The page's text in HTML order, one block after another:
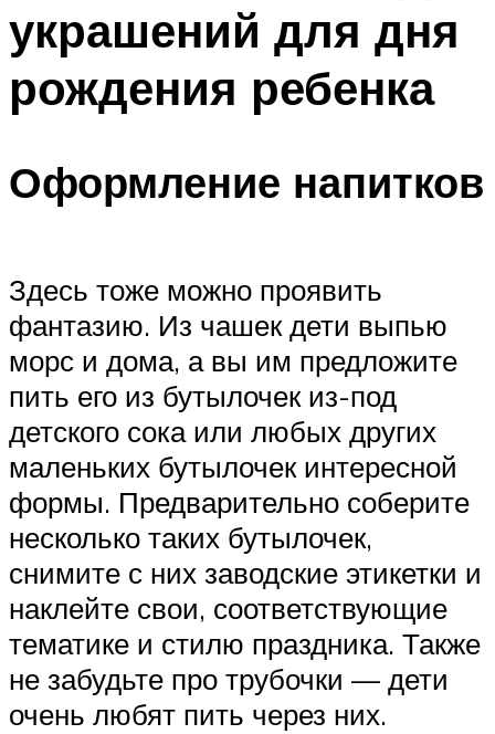
Меню
украшений для дня
рождения ребенка
Оформление напитков
Здесь тоже можно проявить
фантазию. Из чашек дети выпью
морс и дома, а вы им предложите
пить его из бутылочек из-под
детского сока или любых других
маленьких бутылочек интересной
формы. Предварительно соберите
несколько таких бутылочек,
снимите с них заводские этикетки и
наклейте свои, соответствующие
тематике и стилю праздника. Также
не забудьте про трубочки — дети
очень любят пить через них.